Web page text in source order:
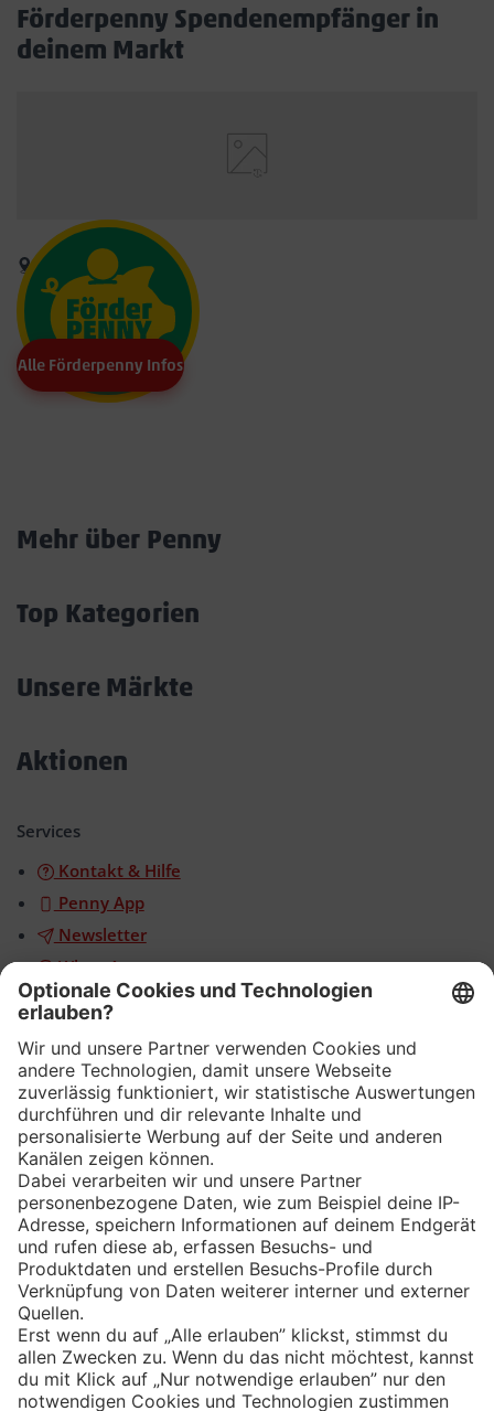
Förderpenny Spendenempfänger in
deinem Markt
Alle Förderpenny Infos
Mehr über Penny
Top Kategorien
Unsere Märkte
Aktionen
Services
Kontakt & Hilfe
Penny App
Newsletter
WhatsApp
App
Eishockey